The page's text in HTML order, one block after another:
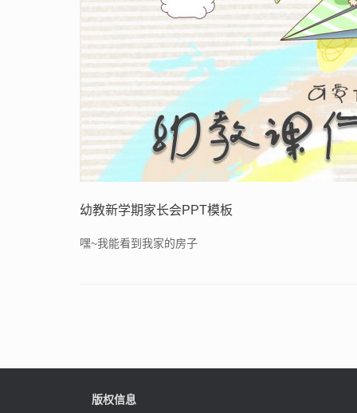
幼教新学期家长会PPT模板
嘿~我能看到我家的房子
版权信息